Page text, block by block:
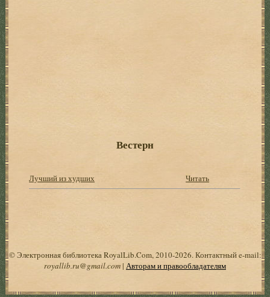
Вестерн
Лучший из худших Читать
© Электронная библиотека RoyalLib.Com, 2010-2026. Контактный e-mail:
royallib.ru@gmail.com| Авторам и правообладателям